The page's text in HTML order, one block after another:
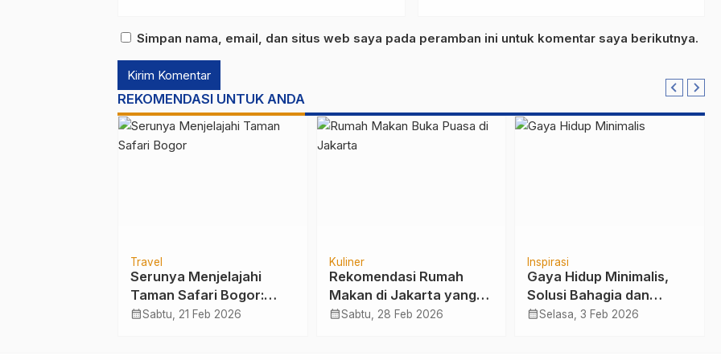
Simpan nama, email, dan situs web saya pada peramban ini untuk komentar saya berikutnya.
REKOMENDASI UNTUK ANDA
Travel
Serunya Menjelajahi
Taman Safari Bogor:
Mulai Safari Journey
calendar_monthSabtu, 21 Feb 2026
Kuliner
Rekomendasi Rumah
Makan di Jakarta yang
Paling Ramai untuk Buka
calendar_monthSabtu, 28 Feb 2026
Inspirasi
Gaya Hidup Minimalis,
Solusi Bahagia dan
Hemat di Era Modern
calendar_monthSelasa, 3 Feb 2026